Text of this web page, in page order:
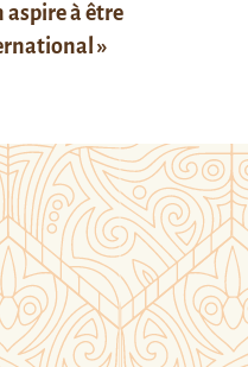
aspire à être
»